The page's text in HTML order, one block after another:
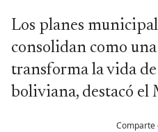
Los planes
consolidan como
transforma la vida
boliviana, destacó el
Comparte